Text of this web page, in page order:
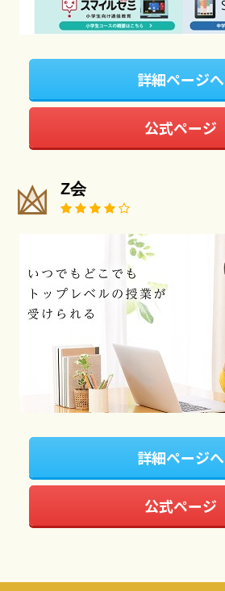
詳細ページへ
公式ページ
Z会
詳細ページへ
公式ページ